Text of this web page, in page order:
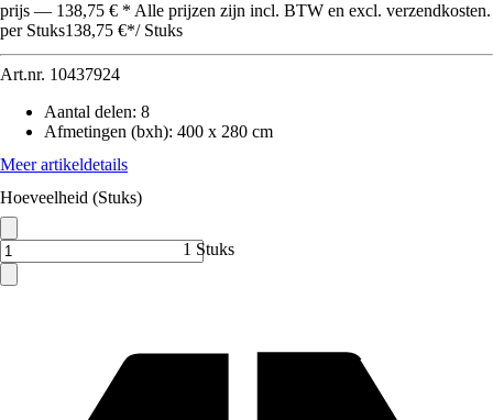
prijs — 138,75 € * Alle prijzen zijn incl. BTW en excl. verzendkosten.
per Stuks138,75 €*/ Stuks
Art.nr. 10437924
Aantal delen: 8
Afmetingen (bxh): 400 x 280 cm
Meer artikeldetails
Hoeveelheid (Stuks)
1 Stuks